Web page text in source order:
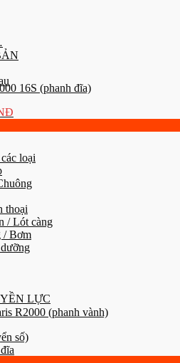
loại
thoại
/ Lót càng
/ Bơm
LỰC
số)
16S (phanh đĩa)
R2000 (phanh vành)